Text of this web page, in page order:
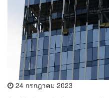
24 กรกฎาคม 2023